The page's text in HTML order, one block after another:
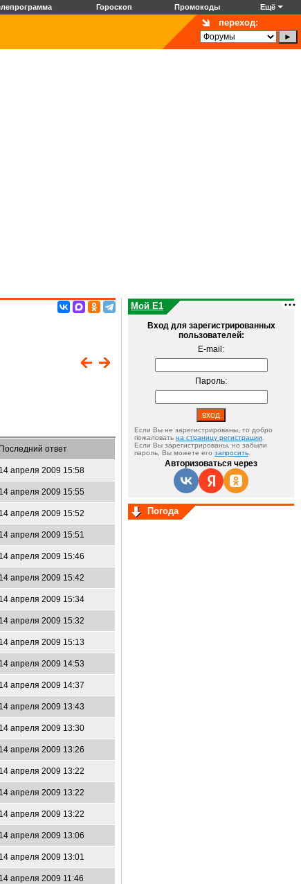
Гороскоп Промокоды Ещё
переход:
Последний ответ
14 апреля 2009 15:58
14 апреля 2009 15:55
14 апреля 2009 15:52
14 апреля 2009 15:51
14 апреля 2009 15:46
14 апреля 2009 15:42
14 апреля 2009 15:34
14 апреля 2009 15:32
14 апреля 2009 15:13
14 апреля 2009 14:53
14 апреля 2009 14:37
14 апреля 2009 13:43
14 апреля 2009 13:30
14 апреля 2009 13:26
14 апреля 2009 13:22
14 апреля 2009 13:22
14 апреля 2009 13:22
14 апреля 2009 13:06
14 апреля 2009 13:01
14 апреля 2009 11:46
Мой E1
Вход для зарегистрированных
пользователей:
E-mail:
Пароль:
Если Вы не зарегистрированы, то добро
пожаловать на страницу регистрации
Если Вы зарегистрированы, но забыли
пароль, Вы можете его запросить
Авторизоваться через
Погода